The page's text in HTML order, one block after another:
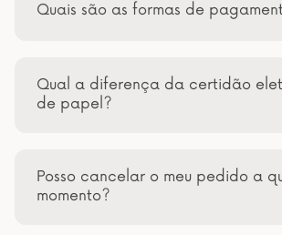
Quais são as formas de
Qual a diferença da certidão
de papel?
Posso cancelar o meu pedido a
momento?